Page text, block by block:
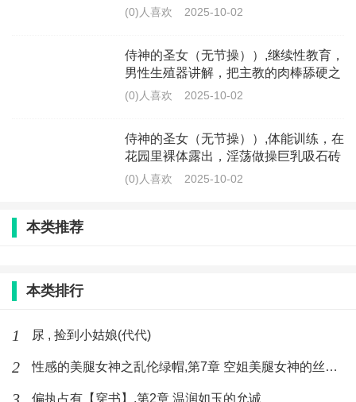
(0)人喜欢 2025-10-02
侍神的圣女（无节操））,继续性教育，
男性生殖器讲解，把主教的肉棒舔硬之
后又手淫
(0)人喜欢 2025-10-02
侍神的圣女（无节操））,体能训练，在
花园里裸体露出，淫荡做操巨乳吸石砖
(0)人喜欢 2025-10-02
本类推荐
本类排行
1 尿 , 捡到小姑娘(代代)
2 性感的美腿女神之乱伦绿帽,第7章 空姐美腿女神的丝袜足交
偏执占有【穿书】,第2章 温润如玉的允诚